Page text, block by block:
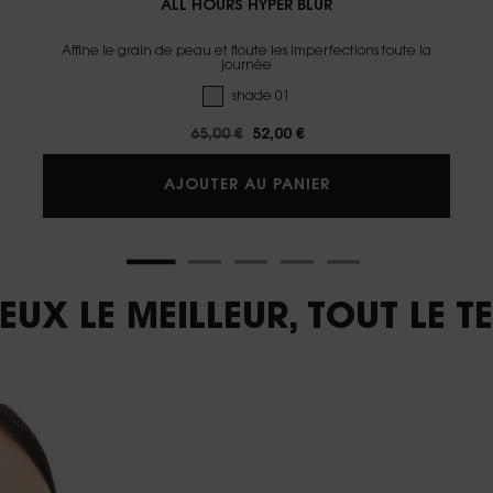
ALL HOURS HYPER BLUR
Affine le grain de peau et floute les imperfections toute la
journée
shade 01
Ancien prix
65,00 € Nouveau prix
52,00 €
AJOUTER AU PANIER
LE MEILLEUR, TOUT LE